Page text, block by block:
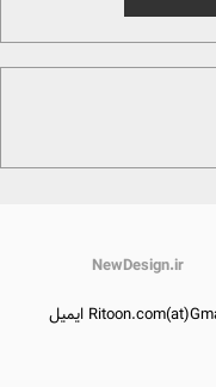
NewDesign.ir
برای تماس با ما می توانید به آدرس Ritoon.com(at)Gmail.com ایمیل